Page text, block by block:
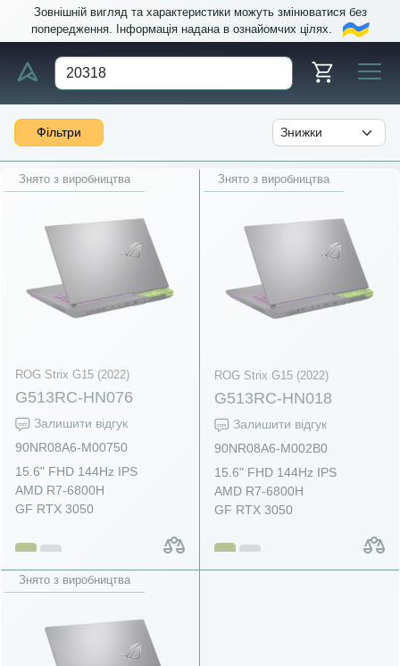
Зовнішній вигляд та характеристики можуть змінюватися без
попередження. Інформація надана в ознайомчих цілях.
Фільтри
Знято з виробництва
ROG Strix G15 (2022)
G513RC-HN076
Залишити відгук
90NR08A6-M00750
15.6" FHD 144Hz IPS
AMD R7-6800H
GF RTX 3050
Знято з виробництва
ROG Strix G15 (2022)
G513RC-HN018
Залишити відгук
90NR08A6-M002B0
15.6" FHD 144Hz IPS
AMD R7-6800H
GF RTX 3050
Знято з виробництва